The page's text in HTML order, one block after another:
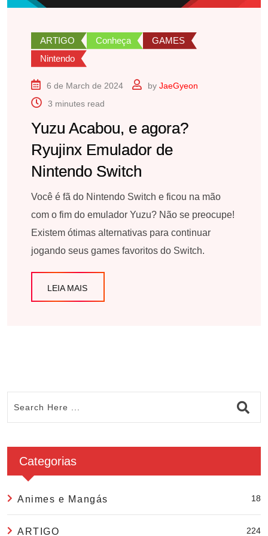
ARTIGO Conheça
GAMES
Nintendo
6 de March de 2024 by JaeGyeon
3 minutes read
Yuzu Acabou, e agora?
Ryujinx Emulador de
Nintendo Switch
Você é fã do Nintendo Switch e ficou na mão
com o fim do emulador Yuzu? Não se preocupe!
Existem ótimas alternativas para continuar
jogando seus games favoritos do Switch.
LEIA MAIS
Categorias
Animes e Mangás 18
ARTIGO 224